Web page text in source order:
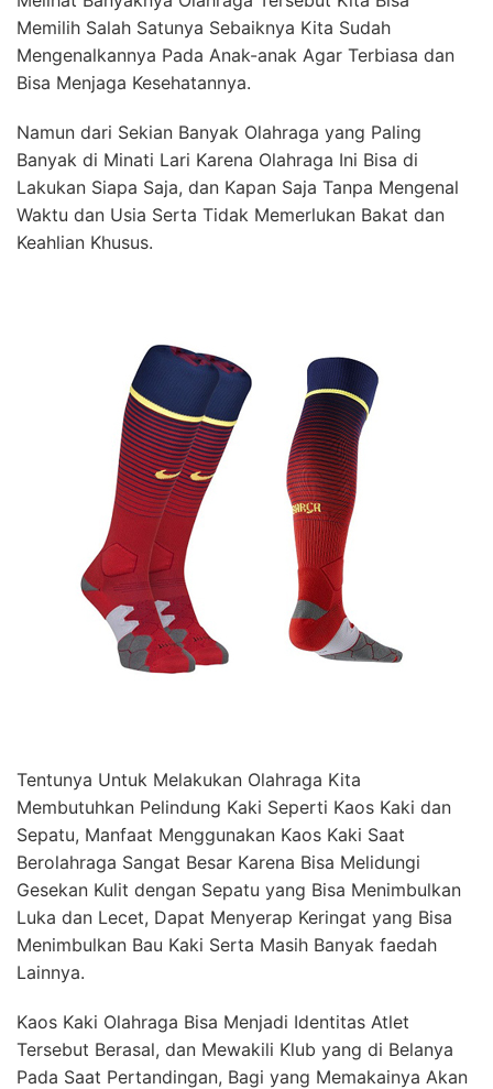
Memilih Salah Satunya Sebaiknya Kita Sudah
Mengenalkannya Pada Anak-anak Agar Terbiasa dan
Bisa Menjaga Kesehatannya.
Namun dari Sekian Banyak Olahraga yang Paling
Banyak di Minati Lari Karena Olahraga Ini Bisa di
Lakukan Siapa Saja, dan Kapan Saja Tanpa Mengenal
Waktu dan Usia Serta Tidak Memerlukan Bakat dan
Keahlian Khusus.
Tentunya Untuk Melakukan Olahraga Kita
Membutuhkan Pelindung Kaki Seperti Kaos Kaki dan
Sepatu, Manfaat Menggunakan Kaos Kaki Saat
Berolahraga Sangat Besar Karena Bisa Melidungi
Gesekan Kulit dengan Sepatu yang Bisa Menimbulkan
Luka dan Lecet, Dapat Menyerap Keringat yang Bisa
Menimbulkan Bau Kaki Serta Masih Banyak faedah
Lainnya.
Kaos Kaki Olahraga Bisa Menjadi Identitas Atlet
Tersebut Berasal, dan Mewakili Klub yang di Belanya
Pada Saat Pertandingan, Bagi yang Memakainya Akan